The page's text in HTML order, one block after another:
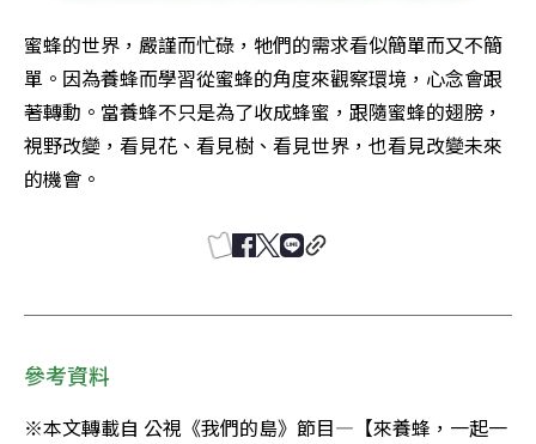
蜜蜂的世界，嚴謹而忙碌，牠們的需求看似簡單而又不簡
單。因為養蜂而學習從蜜蜂的角度來觀察環境，心念會跟
著轉動。當養蜂不只是為了收成蜂蜜，跟隨蜜蜂的翅膀，
視野改變，看見花、看見樹、看見世界，也看見改變未來
的機會。
參考資料
※本文轉載自 公視《我們的島》節目—【來養蜂，一起一